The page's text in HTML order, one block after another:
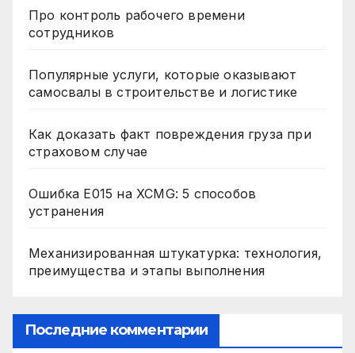
Про контроль рабочего времени
сотрудников
Популярные услуги, которые оказывают
самосвалы в строительстве и логистике
Как доказать факт повреждения груза при
страховом случае
Ошибка E015 на XCMG: 5 способов
устранения
Механизированная штукатурка: технология,
преимущества и этапы выполнения
Последние комментарии